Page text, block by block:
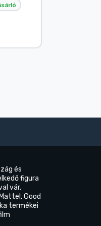
és
figura
vár.
Good
termékei